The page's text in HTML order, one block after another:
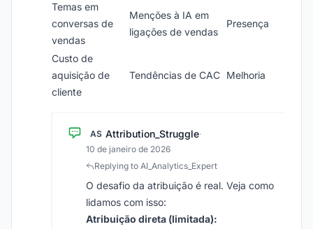
Temas em
conversas de
vendas
Menções à IA em
ligações de vendas
Presença
Custo de
aquisição de
cliente
Tendências de CAC Melhoria
AS Attribution_Struggle·
10 de janeiro de 2026
Replying to AI_Analytics_Expert
O desafio da atribuição é real. Veja como
lidamos com isso:
Atribuição direta (limitada):